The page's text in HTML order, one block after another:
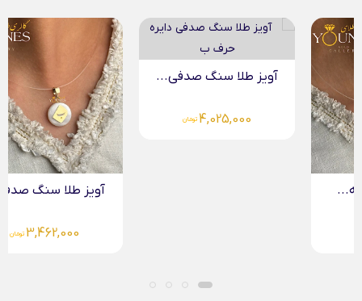
آویز طلا سنگ صدفی...
4,025,000 تومان
آویز طلا سنگ صدفی...
3,462,000 تومان